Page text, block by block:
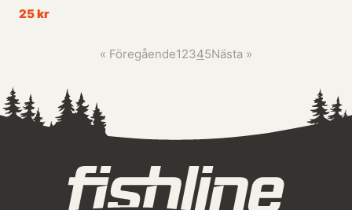
25 kr
« Föregående12345Nästa »